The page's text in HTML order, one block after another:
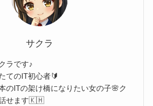
サクラ
ラです♪
てのIT初心者🔰
のITの架け橋になりたい女の子🌸ク
話せます🇰🇭